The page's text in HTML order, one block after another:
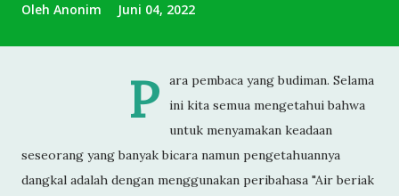
Oleh Anonim Juni 04, 2022
P
ara pembaca yang budiman. Selama
ini kita semua mengetahui bahwa
untuk menyamakan keadaan
seseorang yang banyak bicara namun pengetahuannya
dangkal adalah dengan menggunakan peribahasa "Air beriak